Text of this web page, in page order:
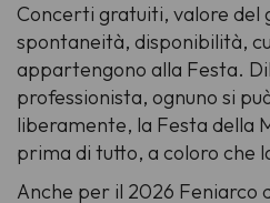
Concerti gratuiti, valore del
spontaneità, disponibilità,
appartengono alla Festa.
professionista, ognuno si
liberamente, la Festa della
prima di tutto, a coloro che
Anche per il 2026 Feniarco